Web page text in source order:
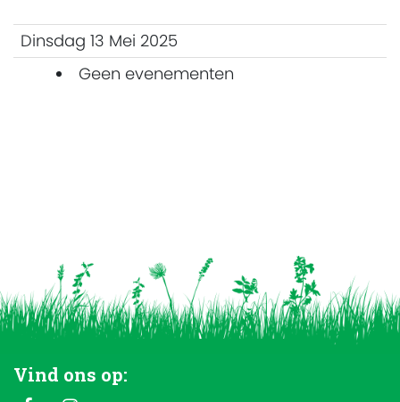
Dinsdag 13 Mei 2025
Geen evenementen
Vind ons op: